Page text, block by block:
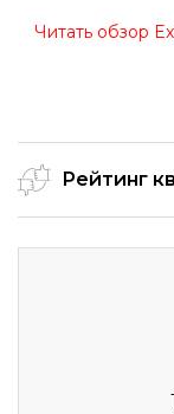
Читать обзор
Рейтинг